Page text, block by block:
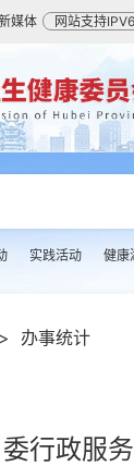
媒体 网站支持IPV6
实践活动 健康
> 办事统计
行政服